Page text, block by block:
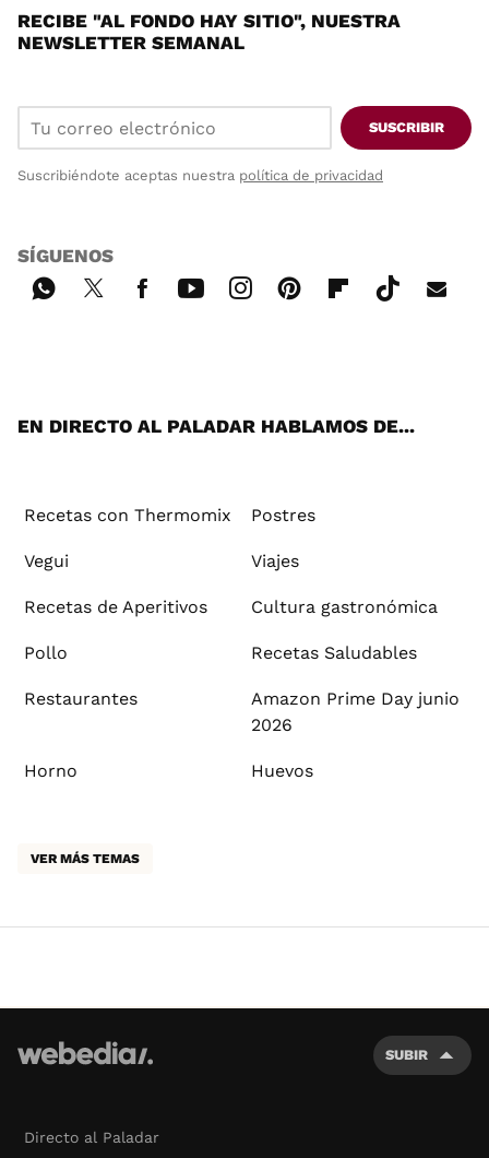
RECIBE "AL FONDO HAY SITIO", NUESTRA
NEWSLETTER SEMANAL
SUSCRIBIR
Suscribiéndote aceptas nuestra política de privacidad
SÍGUENOS
EN DIRECTO AL PALADAR HABLAMOS DE...
Recetas con Thermomix Postres
Vegui Viajes
Recetas de Aperitivos Cultura gastronómica
Pollo Recetas Saludables
Restaurantes
Amazon Prime Day junio
2026
Horno Huevos
VER MÁS TEMAS
SUBIR
Directo al Paladar